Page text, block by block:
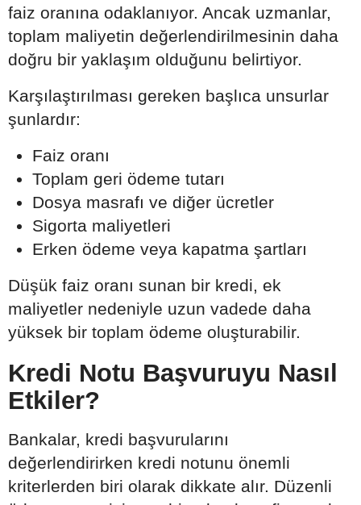
faiz oranına odaklanıyor. Ancak uzmanlar,
toplam maliyetin değerlendirilmesinin daha
doğru bir yaklaşım olduğunu belirtiyor.
Karşılaştırılması gereken başlıca unsurlar
şunlardır:
Faiz oranı
Toplam geri ödeme tutarı
Dosya masrafı ve diğer ücretler
Sigorta maliyetleri
Erken ödeme veya kapatma şartları
Düşük faiz oranı sunan bir kredi, ek
maliyetler nedeniyle uzun vadede daha
yüksek bir toplam ödeme oluşturabilir.
Kredi Notu Başvuruyu Nasıl
Etkiler?
Bankalar, kredi başvurularını
değerlendirirken kredi notunu önemli
kriterlerden biri olarak dikkate alır. Düzenli